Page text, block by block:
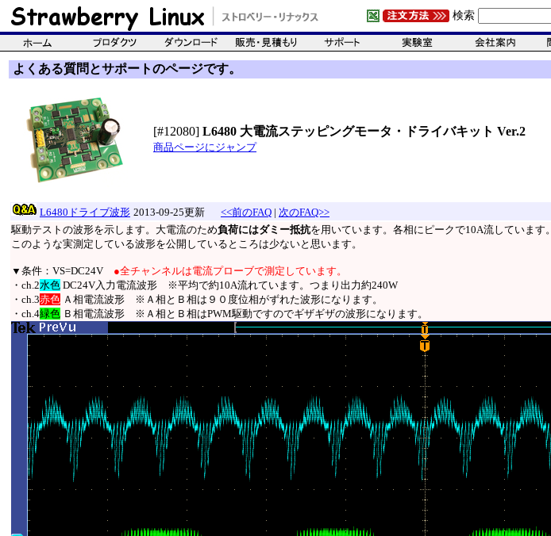
検索
よくある質問とサポートのページです。
[#12080] L6480 大電流ステッピングモータ・ドライバキット Ver.2
商品ページにジャンプ
L6480ドライブ波形 2013-09-25更新 <<前のFAQ | 次のFAQ>>
駆動テストの波形を示します。大電流のため負荷にはダミー抵抗を用いています。各相にピークで10A流しています。
このような実測定している波形を公開しているところは少ないと思います。
▼条件：VS=DC24V ●全チャンネルは電流プローブで測定しています。
・ch.2水色 DC24V入力電流波形 ※平均で約10A流れています。つまり出力約240W
・ch.3赤色 Ａ相電流波形 ※Ａ相とＢ相は９０度位相がずれた波形になります。
・ch.4緑色 Ｂ相電流波形 ※Ａ相とＢ相はPWM駆動ですのでギザギザの波形になります。